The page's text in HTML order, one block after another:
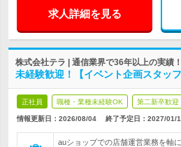
求人詳細を見る
株式会社テラ | 通信業界で36年以上の実績
未経験歓迎！【イベント企画スタッ
正社員 職種・業種未経験OK 第二新卒歓迎
情報更新日：2026/08/04 終了予定日： 2027/01/
auショップでの店舗運営業務を軸